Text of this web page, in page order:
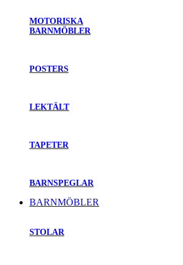
MOTORISKA
BARNMÖBLER
POSTERS
LEKTÄLT
TAPETER
BARNSPEGLAR
BARNMÖBLER
STOLAR